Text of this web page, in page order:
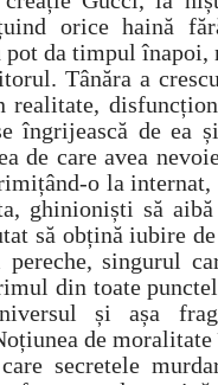
orice haină
da timpul înapoi,
Tânăra a
realitate,
îngrijească de ea
de care avea
o la
ghinioniști să
să obțină iubire
singurul
din toate
și așa
de
secretele